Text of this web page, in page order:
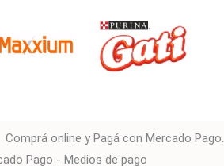
Comprá online y Pagá con Mercado Pago.